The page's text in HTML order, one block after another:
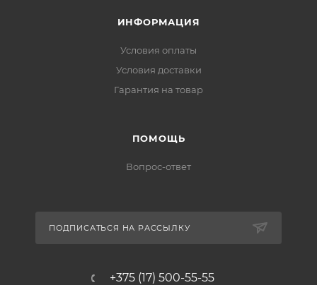
ИНФОРМАЦИЯ
Условия оплаты
Условия доставки
Гарантия на товар
ПОМОЩЬ
Вопрос-ответ
ПОДПИСАТЬСЯ НА РАССЫЛКУ
+375 (17) 500-55-55